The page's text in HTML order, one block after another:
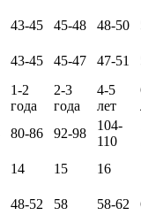
43-45 45-48 48-50
43-45 45-47 47-51
1-2
года
2-3
года
4-5
лет
80-86 92-98
104-
110
14 15 16
48-52 58 58-62